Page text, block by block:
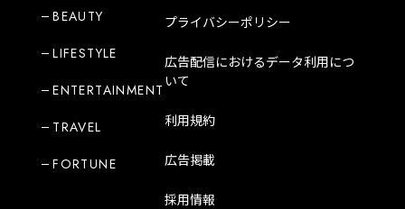
BEAUTY
LIFESTYLE
ENTERTAINMENT
TRAVEL
FORTUNE
プライバシーポリシー
広告配信におけるデータ利用につ
いて
利用規約
広告掲載
採用情報